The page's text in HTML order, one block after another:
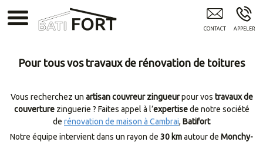
Pour tous vos travaux de rénovation de toitures
Vous recherchez un artisan couvreur zingueurpour vos travaux de
couverturezinguerie ? Faites appel à l’expertisede notre société
de rénovation de maison à Cambrai, Batifort
Notre équipe intervient dans un rayon de 30 kmautour de Monchy-